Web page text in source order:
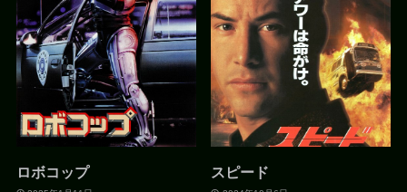
ロボコップ スピード